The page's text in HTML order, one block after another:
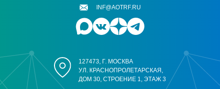
127473, Г. МОСКВА
УЛ. КРАСНОПРОЛЕТАРСКАЯ,
ДОМ 30, СТРОЕНИЕ 1, ЭТАЖ 3
INF@AOTRF.RU